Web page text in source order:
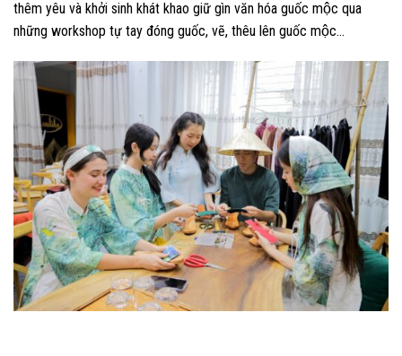
thêm yêu và khởi sinh khát khao giữ gìn văn hóa guốc mộc qua
những workshop tự tay đóng guốc, vẽ, thêu lên guốc mộc…